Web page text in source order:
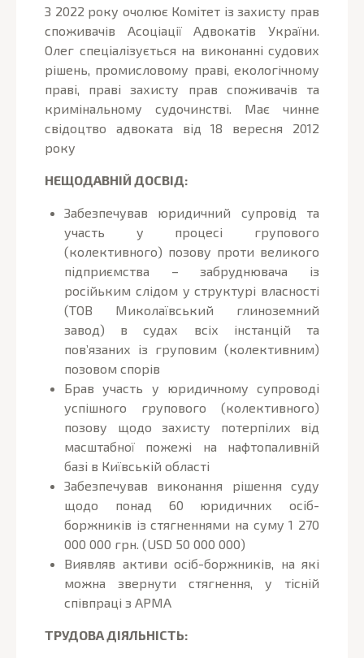
З 2022 року очолює Комітет із захисту прав
споживачів Асоціації Адвокатів України.
Олег спеціалізується на виконанні судових
рішень, промисловому праві, екологічному
праві, праві захисту прав споживачів та
кримінальному судочинстві. Має чинне
свідоцтво адвоката від 18 вересня 2012
року
НЕЩОДАВНІЙ ДОСВІД:
Забезпечував юридичний супровід та
участь у процесі групового
(колективного) позову проти великого
підприємства – забруднювача із
російьким слідом у структурі власності
(ТОВ Миколаївський глиноземний
завод) в судах всіх інстанцій та
пов’язаних із груповим (колективним)
позовом спорів
Брав участь у юридичному супроводі
успішного групового (колективного)
позову щодо захисту потерпілих від
масштабної пожежі на нафтопаливній
базі в Київській області
Забезпечував виконання рішення суду
щодо понад 60 юридичних осіб-
боржників із стягненнями на суму 1 270
000 000 грн. (USD 50 000 000)
Виявляв активи осіб-боржників, на які
можна звернути стягнення, у тісній
співпраці з АРМА
ТРУДОВА ДІЯЛЬНІСТЬ: